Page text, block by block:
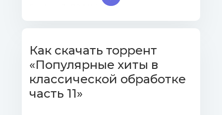
004. Ilya Beshevli -
Compassion.mp3 (7.26 Mb)
005. 2CELLOS - Seven Nation
Как скачать торрент
«Популярные хиты в
классической обработке
часть 11»